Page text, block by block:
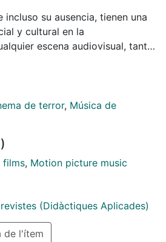
incluso su ausencia, tienen una
y cultural en la
escena audiovisual, tanto
como en los personajes
son reforzadas y
director gracias al sonido.
audiovisuales ha ido parejo a la
estéticos del siglo XX y XXI y
han tenido. El objetivo de este
en la caracterización
de conflicto, personaje o
ha aplicado una metodología
análisis sonoro de multitud de
de terror, Música de
films, Motion picture music
(Didàctiques Aplicades)
de l'ítem